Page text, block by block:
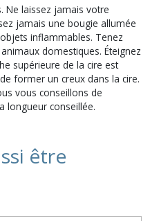
Ne laissez jamais votre
jamais une bougie allumée
inflammables. Tenez
domestiques. Éteignez
supérieure de la cire est
former un creux dans la cire.
vous conseillons de
longueur conseillée.
être